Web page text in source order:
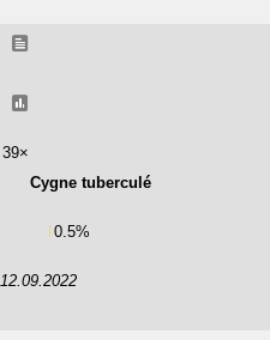
39×
Cygne tuberculé
0.5%
12.09.2022